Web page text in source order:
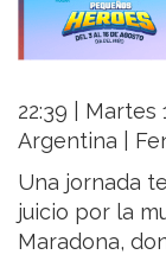
22:39 | Martes
Argentina |
Una jornada
juicio por la
Maradona,